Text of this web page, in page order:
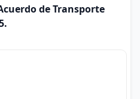
de Transporte